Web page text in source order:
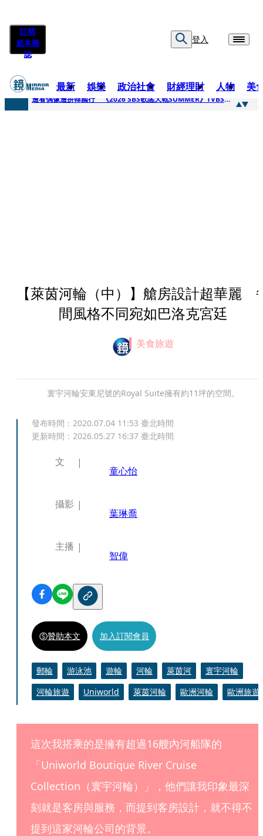
訂閱
紙本雜
誌
登入
最新 娛樂 政治社會 財經理財 人物 美
快訊
邊看偶像邊拚韓國行 《2026 SBS歌謠大戰SUMMER》TVBS直播祭追星福利
【萊茵河輪（中）】艙房設計超華麗
間風格不同宛如巴洛克宮廷
美食旅遊
寰宇河輪安東尼號的Royal Suite擁有約11坪的空間。
發布時間： 2020.07.04 11:53 臺北時間
更新時間： 2026.05.27 16:37 臺北時間
文
童心怡
攝影
葉琳喬
主播
智偉
贊助本文 加入訂閱會員
郵輪 游泳池 遊輪 河輪 萊茵河
寰宇河輪
河輪旅遊
Uniworld 萊茵河輪 歐洲河輪 歐洲旅遊
這次我搭乘的是擁有超過16艘內河船隊的
「Uniworld Boutique River Cruise
Collection（寰宇河輪）」，他們讓我印象最深
刻就是客房與服務，而提到客房設計，就不得不
提到這家河輪公司的背景。